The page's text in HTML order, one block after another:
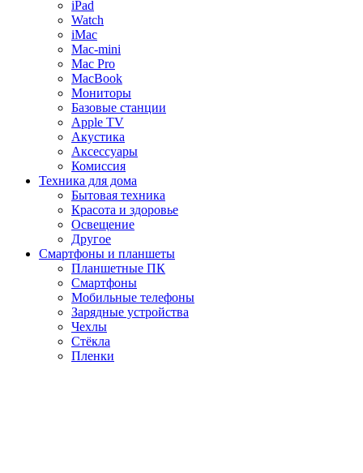
iPad
Watch
iMac
Mac-mini
Mac Pro
MacBook
Мониторы
Базовые станции
Apple TV
Акустика
Аксессуары
Комиссия
Техника для дома
Бытовая техника
Красота и здоровье
Освещение
Другое
Смартфоны и планшеты
Планшетные ПК
Смартфоны
Мобильные телефоны
Зарядные устройства
Чехлы
Стёкла
Пленки